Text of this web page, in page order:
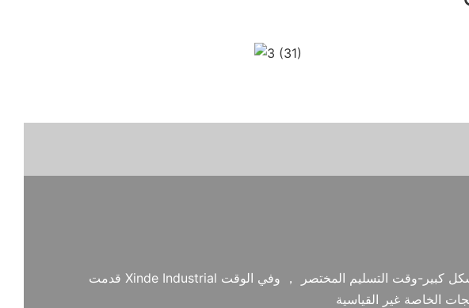
قدمت Xinde Industrial التكنولوجيا المتقدمة وعملية الإنتاج الفعالة والسريعة-والتي تحسنت بشكل كبير من كفاءة العمل بشكل كبير-وقت التسليم المختصر ， وفي الوقت